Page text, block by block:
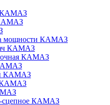
КАМАЗ
КАМАЗ
мощности КАМАЗ
КАМАЗ
КАМАЗ
КАМАЗ
КАМАЗ
сцепное КАМАЗ